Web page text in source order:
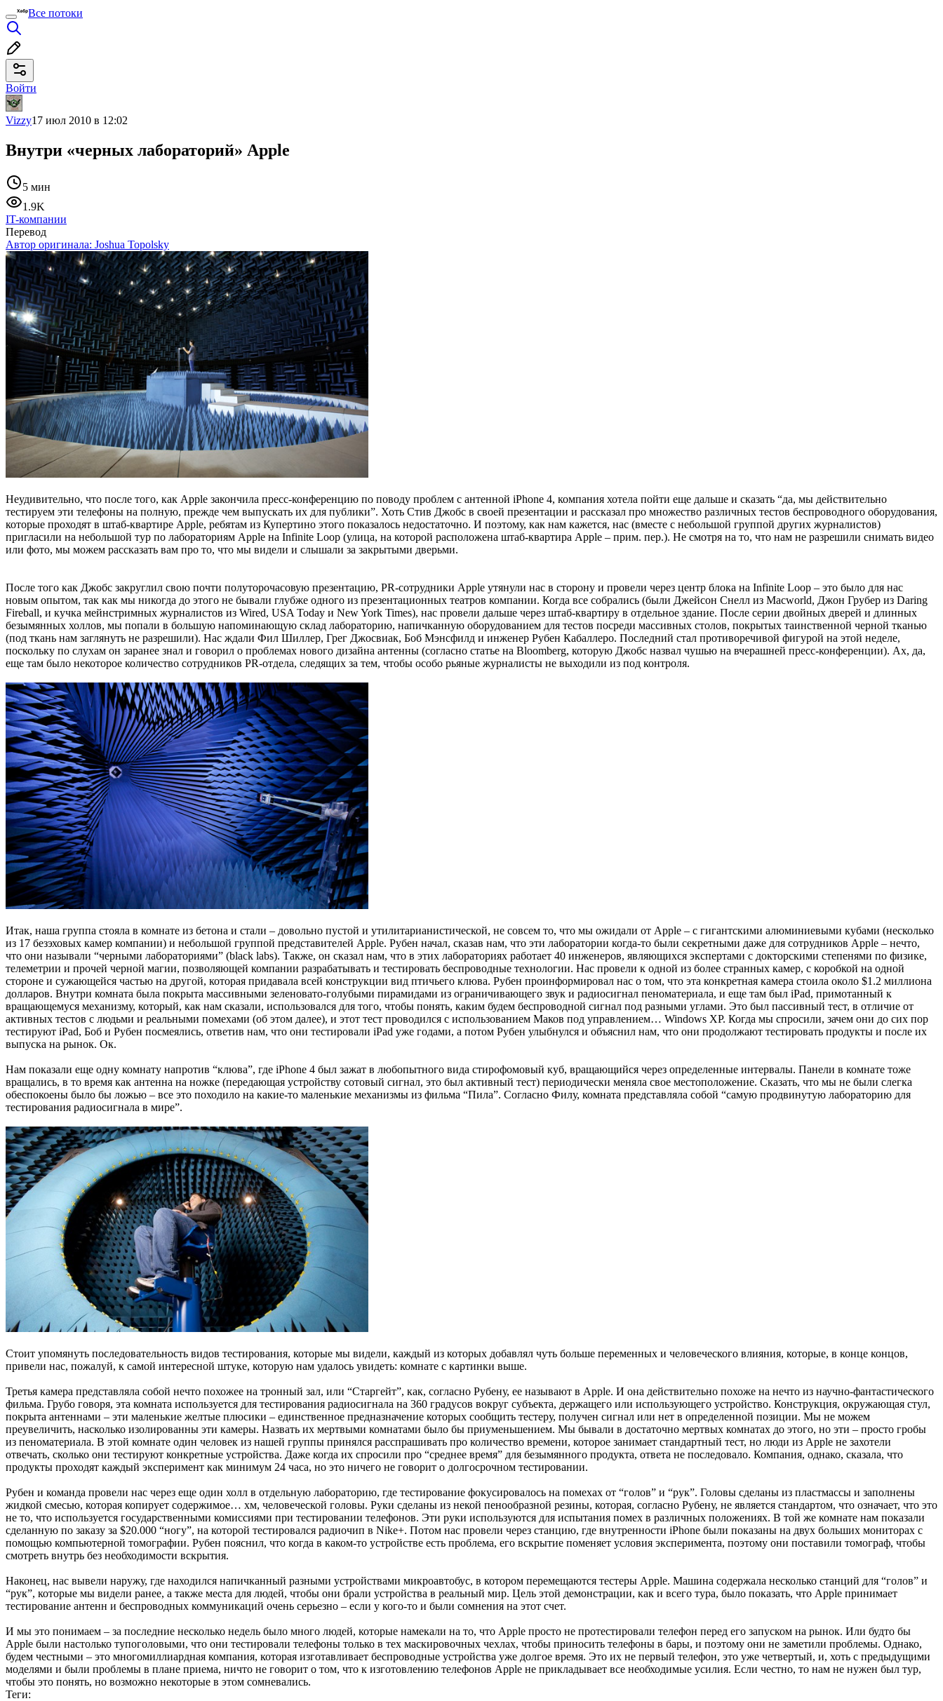
Все потоки
Войти
Vizzy17 июл 2010 в 12:02
Внутри «черных лабораторий» Apple
5 мин
1.9K
IT-компании
Перевод
Автор оригинала: Joshua Topolsky
Неудивительно, что после того, как Apple закончила пресс-конференцию по поводу проблем с антенной iPhone 4, компания хотела пойти еще дальше и сказать “да, мы действительно
тестируем эти телефоны на полную, прежде чем выпускать их для публики”. Хоть Стив Джобс в своей презентации и рассказал про множество различных тестов беспроводного оборудования,
которые проходят в штаб-квартире Apple, ребятам из Купертино этого показалось недостаточно. И поэтому, как нам кажется, нас (вместе с небольшой группой других журналистов)
пригласили на небольшой тур по лабораториям Apple на Infinite Loop (улица, на которой расположена штаб-квартира Apple – прим. пер.). Не смотря на то, что нам не разрешили снимать видео
или фото, мы можем рассказать вам про то, что мы видели и слышали за закрытыми дверьми.
После того как Джобс закруглил свою почти полуторочасовую презентацию, PR-сотрудники Apple утянули нас в сторону и провели через центр блока на Infinite Loop – это было для нас
новым опытом, так как мы никогда до этого не бывали глубже одного из презентационных театров компании. Когда все собрались (были Джейсон Снелл из Macworld, Джон Грубер из Daring
Fireball, и кучка мейнстримных журналистов из Wired, USA Today и New York Times), нас провели дальше через штаб-квартиру в отдельное здание. После серии двойных дверей и длинных
безымянных холлов, мы попали в большую напоминающую склад лабораторию, напичканную оборудованием для тестов посреди массивных столов, покрытых таинственной черной тканью
(под ткань нам заглянуть не разрешили). Нас ждали Фил Шиллер, Грег Джосвиак, Боб Мэнсфилд и инженер Рубен Кабаллеро. Последний стал противоречивой фигурой на этой неделе,
поскольку по слухам он заранее знал и говорил о проблемах нового дизайна антенны (согласно статье на Bloomberg, которую Джобс назвал чушью на вчерашней пресс-конференции). Ах, да,
еще там было некоторое количество сотрудников PR-отдела, следящих за тем, чтобы особо рьяные журналисты не выходили из под контроля.
Итак, наша группа стояла в комнате из бетона и стали – довольно пустой и утилитарианистической, не совсем то, что мы ожидали от Apple – с гигантскими алюминиевыми кубами (несколько
из 17 безэховых камер компании) и небольшой группой представителей Apple. Рубен начал, сказав нам, что эти лаборатории когда-то были секретными даже для сотрудников Apple – нечто,
что они называли “черными лабораториями” (black labs). Также, он сказал нам, что в этих лабораториях работает 40 инженеров, являющихся экспертами с докторскими степенями по физике,
телеметрии и прочей черной магии, позволяющей компании разрабатывать и тестировать беспроводные технологии. Нас провели к одной из более странных камер, с коробкой на одной
стороне и сужающейся частью на другой, которая придавала всей конструкции вид птичьего клюва. Рубен проинформировал нас о том, что эта конкретная камера стоила около $1.2 миллиона
долларов. Внутри комната была покрыта массивными зеленовато-голубыми пирамидами из ограничивающего звук и радиосигнал пеноматериала, и еще там был iPad, примотанный к
вращающемуся механизму, который, как нам сказали, использовался для того, чтобы понять, каким будем беспроводной сигнал под разными углами. Это был пассивный тест, в отличие от
активных тестов с людьми и реальными помехами (об этом далее), и этот тест проводился с использованием Маков под управлением… Windows XP. Когда мы спросили, зачем они до сих пор
тестируют iPad, Боб и Рубен посмеялись, ответив нам, что они тестировали iPad уже годами, а потом Рубен улыбнулся и объяснил нам, что они продолжают тестировать продукты и после их
выпуска на рынок. Ок.
Нам показали еще одну комнату напротив “клюва”, где iPhone 4 был зажат в любопытного вида стирофомовый куб, вращающийся через определенные интервалы. Панели в комнате тоже
вращались, в то время как антенна на ножке (передающая устройству сотовый сигнал, это был активный тест) периодически меняла свое местоположение. Сказать, что мы не были cлегка
обеспокоены было бы ложью – все это походило на какие-то маленькие механизмы из фильма “Пила”. Согласно Филу, комната представляла собой “самую продвинутую лабораторию для
тестирования радиосигнала в мире”.
Стоит упомянуть последовательность видов тестирования, которые мы видели, каждый из которых добавлял чуть больше переменных и человеческого влияния, которые, в конце концов,
привели нас, пожалуй, к самой интересной штуке, которую нам удалось увидеть: комнате с картинки выше.
Третья камера представляла собой нечто похожее на тронный зал, или “Старгейт”, как, согласно Рубену, ее называют в Apple. И она действительно похоже на нечто из научно-фантастического
фильма. Грубо говоря, эта комната используется для тестирования радиосигнала на 360 градусов вокруг субъекта, держащего или использующего устройство. Конструкция, окружающая стул,
покрыта антеннами – эти маленькие желтые плюсики – единственное предназначение которых сообщить тестеру, получен сигнал или нет в определенной позиции. Мы не можем
преувеличить, насколько изолированны эти камеры. Назвать их мертвыми комнатами было бы приуменьшением. Мы бывали в достаточно мертвых комнатах до этого, но эти – просто гробы
из пеноматериала. В этой комнате один человек из нашей группы принялся расспрашивать про количество времени, которое занимает стандартный тест, но люди из Apple не захотели
отвечать, сколько они тестируют конкретные устройства. Даже когда их спросили про “среднее время” для безымянного продукта, ответа не последовало. Компания, однако, сказала, что
продукты проходят каждый эксперимент как минимум 24 часа, но это ничего не говорит о долгосрочном тестировании.
Рубен и команда провели нас через еще один холл в отдельную лабораторию, где тестирование фокусировалось на помехах от “голов” и “рук”. Головы сделаны из пластмассы и заполнены
жидкой смесью, которая копирует содержимое… хм, человеческой головы. Руки сделаны из некой пенообразной резины, которая, согласно Рубену, не является стандартом, что означает, что это
не то, что используется государственными комиссиями при тестировании телефонов. Эти руки используются для испытания помех в различных положениях. В той же комнате нам показали
сделанную по заказу за $20.000 “ногу”, на которой тестировался радиочип в Nike+. Потом нас провели через станцию, где внутренности iPhone были показаны на двух больших мониторах с
помощью компьютерной томографии. Рубен пояснил, что когда в каком-то устройстве есть проблема, его вскрытие поменяет условия эксперимента, поэтому они поставили томограф, чтобы
смотреть внутрь без необходимости вскрытия.
Наконец, нас вывели наружу, где находился напичканный разными устройствами микроавтобус, в котором перемещаются тестеры Apple. Машина содержала несколько станций для “голов” и
“рук”, которые мы видели ранее, а также места для людей, чтобы они брали устройства в реальный мир. Цель этой демонстрации, как и всего тура, было показать, что Apple принимает
тестирование антенн и беспроводных коммуникаций очень серьезно – если у кого-то и были сомнения на этот счет.
И мы это понимаем – за последние несколько недель было много людей, которые намекали на то, что Apple просто не протестировали телефон перед его запуском на рынок. Или будто бы
Apple были настолько тупоголовыми, что они тестировали телефоны только в тех маскировочных чехлах, чтобы приносить телефоны в бары, и поэтому они не заметили проблемы. Однако,
будем честными – это многомиллиардная компания, которая изготавливает беспроводные устройства уже долгое время. Это их не первый телефон, это уже четвертый, и, хоть c предыдущими
моделями и были проблемы в плане приема, ничто не говорит о том, что к изготовлению телефонов Apple не прикладывает все необходимые усилия. Если честно, то нам не нужен был тур,
чтобы это понять, но возможно некоторые в этом сомневались.
Теги: